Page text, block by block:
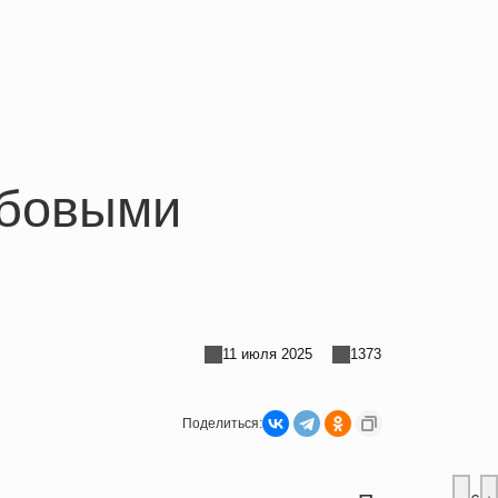
11 июля 2025 1373
Поделиться: